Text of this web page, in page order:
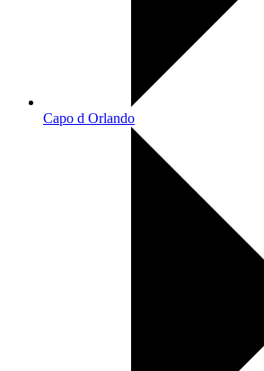
Capo d Orlando